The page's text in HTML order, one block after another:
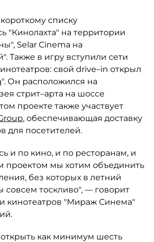
списку
"Кинолахта" на территории
Selar Cinema на
Также в игру вступили сети
свой drive–in открыл
". Он расположился на
стрит–арта на шоссе
проекте также участвует
, обеспечивающая доставку
для посетителей.
и по кино, и по ресторанам, и
проектом мы хотим объединить
без которых в летний
тоскливо", — говорит
кинотеатров "Мираж Синема"
как минимум шесть